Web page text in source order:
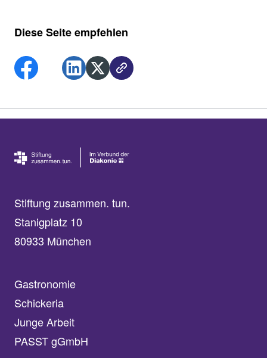
Diese Seite empfehlen
Stiftung zusammen. tun.
Stanigplatz 10
80933 München
Gastronomie
Schickeria
Junge Arbeit
PASST gGmbH